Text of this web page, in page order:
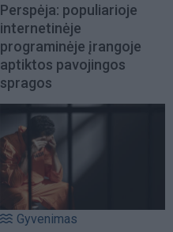
Perspėja: populiarioje
internetinėje
programinėje įrangoje
aptiktos pavojingos
spragos
Gyvenimas